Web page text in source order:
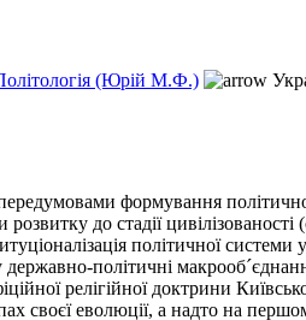
(Юрій М.Ф.)
формування політичної
розвитку до стадії
політичної
політичні
релігійної доктрини
своєї еволюції, а надто на